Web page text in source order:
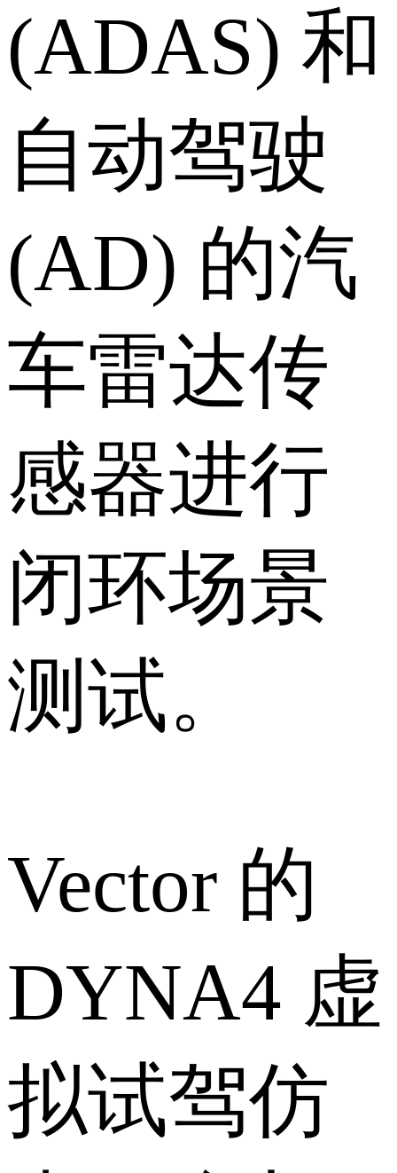
(ADAS) 和
自动驾驶
(AD) 的汽
车雷达传
感器进行
闭环场景
测试。
Vector 的
DYNA4 虚
拟试驾仿